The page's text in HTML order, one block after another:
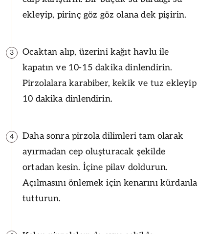
ekleyip, pirinç göz göz olana dek pişirin.
3
Ocaktan alıp, üzerini kağıt havlu ile
kapatın ve 10-15 dakika dinlendirin.
Pirzolalara karabiber, kekik ve tuz ekleyip
10 dakika dinlendirin.
4
Daha sonra pirzola dilimleri tam olarak
ayırmadan cep oluşturacak şekilde
ortadan kesin. İçine pilav doldurun.
Açılmasını önlemek için kenarını kürdanla
tutturun.